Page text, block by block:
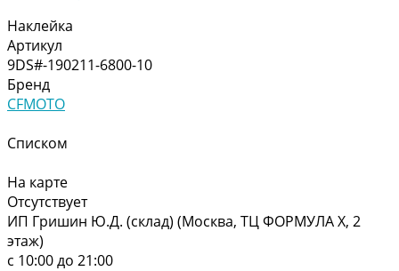
Наклейка
Артикул
9DS#-190211-6800-10
Бренд
CFMOTO
Списком
На карте
Отсутствует
ИП Гришин Ю.Д. (склад) (Москва, ТЦ ФОРМУЛА Х, 2
этаж)
с 10:00 до 21:00